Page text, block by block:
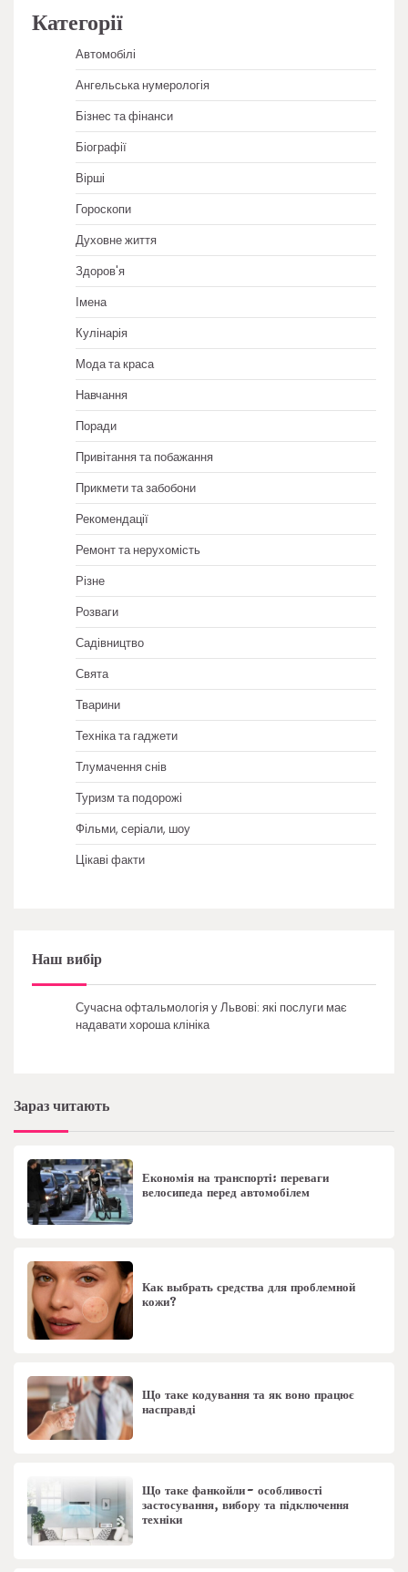
Категорії
Автомобілі
Ангельська нумерологія
Бізнес та фінанси
Біографії
Вірші
Гороскопи
Духовне життя
Здоров'я
Імена
Кулінарія
Мода та краса
Навчання
Поради
Привітання та побажання
Прикмети та забобони
Рекомендації
Ремонт та нерухомість
Різне
Розваги
Садівництво
Свята
Тварини
Техніка та гаджети
Тлумачення снів
Туризм та подорожі
Фільми, серіали, шоу
Цікаві факти
Наш вибір
Сучасна офтальмологія у Львові: які послуги має
надавати хороша клініка
Зараз читають
Економія на транспорті: переваги
велосипеда перед автомобілем
Как выбрать средства для проблемной
кожи?
Що таке кодування та як воно працює
насправді
Що таке фанкойли - особливості
застосування, вибору та підключення
техніки